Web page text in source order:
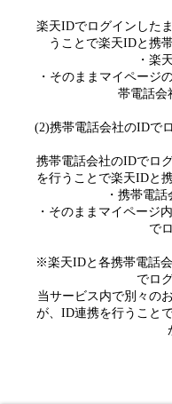
楽天IDでログインした
うことで楽天IDと携
・楽
・そのままマイページ
帯電話会
(2)携帯電話会社のIDで
携帯電話会社のIDでロ
を行うことで楽天IDと
・携帯電
・そのままマイページ
で
※楽天IDと各携帯電話
でロ
当サービス内で別々の
が、ID連携を行うこと